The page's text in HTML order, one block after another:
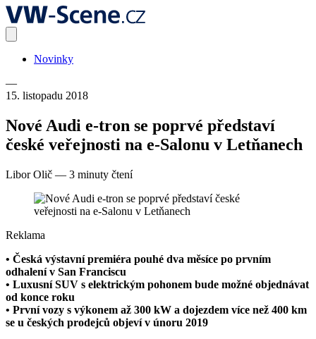
Novinky
—
15. listopadu 2018
Nové Audi e-tron se poprvé představí
české veřejnosti na e-Salonu v Letňanech
Libor Olič — 3 minuty čtení
Reklama
• Česká výstavní premiéra pouhé dva měsíce po prvním
odhalení v San Franciscu
• Luxusní SUV s elektrickým pohonem bude možné objednávat
od konce roku
• První vozy s výkonem až 300 kW a dojezdem více než 400 km
se u českých prodejců objeví v únoru 2019